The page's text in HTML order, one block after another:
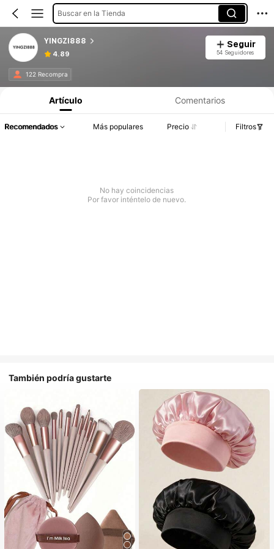
Buscar en la Tienda
YINGZI888
4.89
Seguir
54 Seguidores
122 Recompra
Artículo Comentarios
Recomendados Más populares Precio Filtros
No hay coincidencias
Por favor inténtelo de nuevo.
También podría gustarte